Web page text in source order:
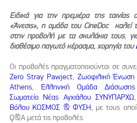
Ειδικά για την πρεμιέρα της ταινίας
«Άνεσις», η ομάδα του CineDoc
καλεί
στην προβολή με τα σκυλάκια τους,
διαθέσιμο παγωτό κέρασμα, χορηγία του
Οι προβολές πραγματοποιούνται σε
Zero Stray Pawject, Ζωοφιλική Ένωση
Athens, Ελληνική Ομάδα Διάσωσης
Σωματείο Νέας Αγχιάλου ΣΥΝΥΠΑΡΧΩ,
Βόλου ΚΟΣΜΟΣ & ΦΥΣΗ, με τους
Q&A μετά τις προβολές.